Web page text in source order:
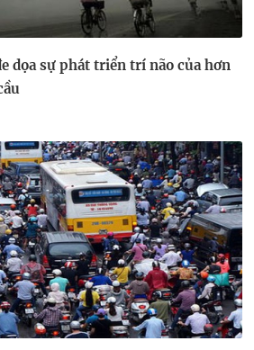
dọa sự phát triển trí não của hơn